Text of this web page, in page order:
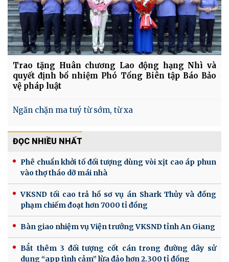
Trao tặng Huân chương Lao động hạng Nhì và
quyết định bổ nhiệm Phó Tổng Biên tập Báo Bảo
vệ pháp luật
Ngăn chặn ma tuý từ sớm, từ xa
ĐỌC NHIỀU NHẤT
Phê chuẩn khởi tố đối tượng dùng vòi xịt cao áp phun
vào thợ tháo dỡ mái nhà
VKSND tối cao trả hồ sơ vụ án Shark Thủy và đồng
phạm chiếm đoạt hơn 7000 tỉ đồng
Bàn giao nhiệm vụ Viện trưởng VKSND tỉnh An Giang
Bắt thêm 3 đối tượng cốt cán trong đường dây sử
dụng “app tình cảm” lừa đảo hơn 2.300 tỉ đồng